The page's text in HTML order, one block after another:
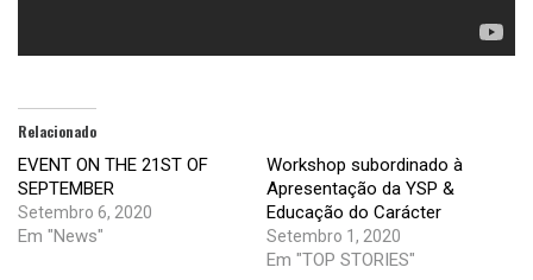
Relacionado
EVENT ON THE 21ST OF
SEPTEMBER
Setembro 6, 2020
Em "News"
Workshop subordinado à
Apresentação da YSP &
Educação do Carácter
Setembro 1, 2020
Em "TOP STORIES"